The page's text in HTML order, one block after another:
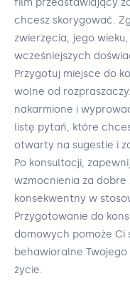
chcesz skorygować.
zwierzęcia, jego
wcześniejszych
Przygotuj miejsce do
wolne od
nakarmione i
listę pytań, które
otwarty na sugestie i
Po konsultacji,
wzmocnienia za
konsekwentny w
Przygotowanie do
domowych pomoże Ci
behawioralne
życie.